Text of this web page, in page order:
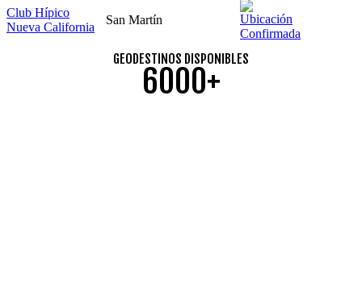
Club Hípico
Nueva California
San Martín
GEODESTINOS DISPONIBLES
6000+